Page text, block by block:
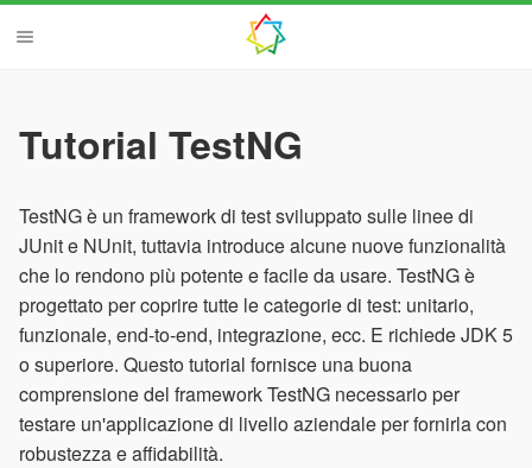
Tutorial TestNG
TestNG è un framework di test sviluppato sulle linee di
JUnit e NUnit, tuttavia introduce alcune nuove funzionalità
che lo rendono più potente e facile da usare. TestNG è
progettato per coprire tutte le categorie di test: unitario,
funzionale, end-to-end, integrazione, ecc. E richiede JDK 5
o superiore. Questo tutorial fornisce una buona
comprensione del framework TestNG necessario per
testare un'applicazione di livello aziendale per fornirla con
robustezza e affidabilità.